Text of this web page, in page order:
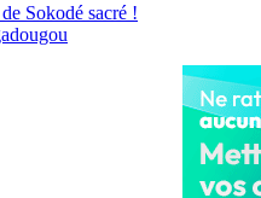
Sokodé sacré !